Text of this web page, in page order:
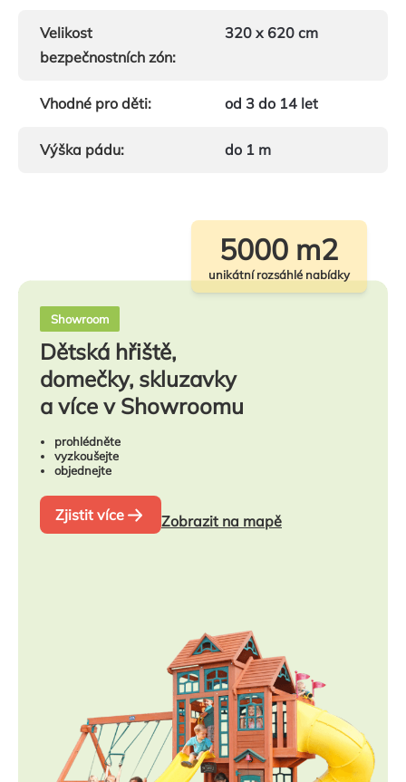
Velikost
bezpečnostních zón:
320 x 620 cm
Vhodné pro děti: od 3 do 14 let
Výška pádu: do 1 m
Showroom
Dětská hřiště,
domečky, skluzavky
a více v Showroomu
prohlédněte
vyzkoušejte
objednejte
Zjistit více Zobrazit na mapě
5000 m2
unikátní rozsáhlé nabídky